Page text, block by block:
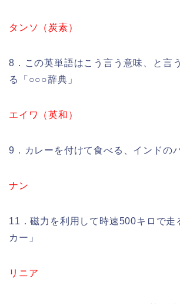
タンソ（炭素）
8．この英単語はこう言う意味、と言
る「○○○辞典」
エイワ（英和）
9．カレーを付けて食べる、インドの
ナン
11．磁力を利用して時速500キロで
カー」
リニア